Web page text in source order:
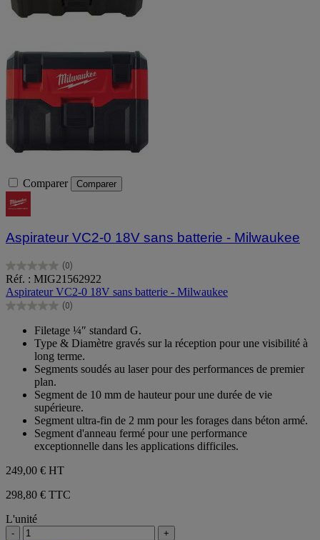
Comparer Comparer
Aspirateur VC2-0 18V sans batterie - Milwaukee
(0)
0.0
sur
5
étoiles.
Réf. : MIG21562922
Aspirateur VC2-0 18V sans batterie - Milwaukee
(0)
0.0
étoiles.
Filetage ¼″ standard G.
Type & Diamètre gravés sur la réception pour une visibilité à
long terme.
Segments soudés au laser pour des performances de premier
plan.
Segment de 10 mm de hauteur pour une durée de vie
supérieure.
Segment ultra-fin de 2 mm pour les forages dans béton armé.
Segment d'anneau fermé pour une performance
exceptionnelle dans les applications difficiles.
249,00 € HT
298,80 € TTC
L'unité
- +